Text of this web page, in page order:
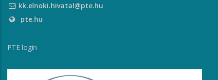
kk.elnoki.hivatal@pte.hu
pte.hu
PTE login